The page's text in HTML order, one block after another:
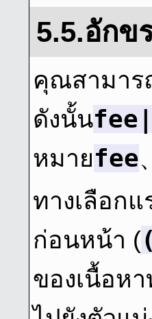
5.5.อักข
คุณสามาร
ดังนั้น
หมายfee、
ทางเลือก
ก่อนหน้า ((
ของเนื้อห